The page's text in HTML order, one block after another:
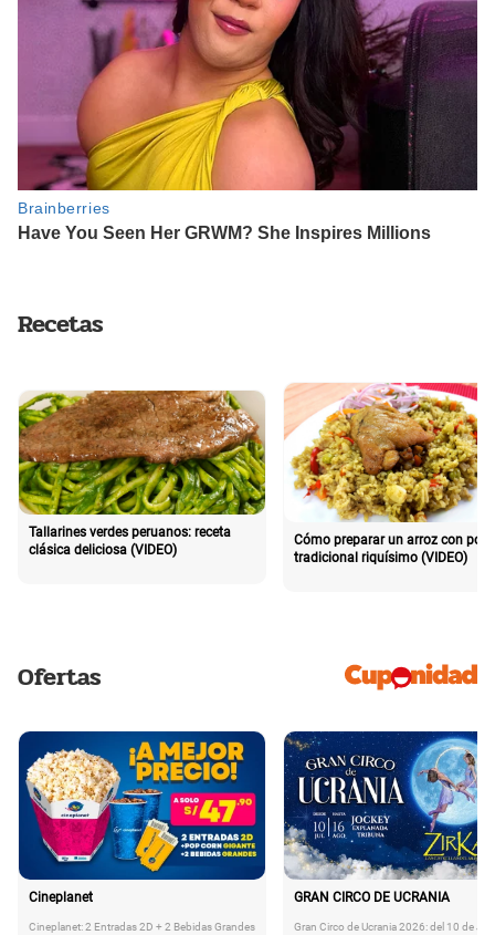
Recetas
Tallarines verdes peruanos: receta
clásica deliciosa (VIDEO)
Cómo preparar un arroz con pollo
tradicional riquísimo (VIDEO)
Ofertas
Cineplanet
Cineplanet: 2 Entradas 2D + 2 Bebidas Grandes
GRAN CIRCO DE UCRANIA
Gran Circo de Ucrania 2026: del 10 de